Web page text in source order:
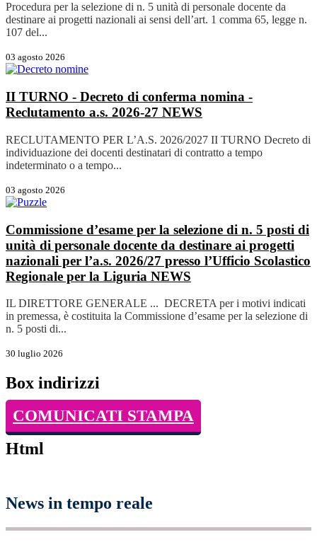
Procedura per la selezione di n. 5 unità di personale docente da
destinare ai progetti nazionali ai sensi dell’art. 1 comma 65, legge n.
107 del...
03 agosto 2026
II TURNO - Decreto di conferma nomina -
Reclutamento a.s. 2026-27 NEWS
RECLUTAMENTO PER L’A.S. 2026/2027 II TURNO Decreto di
individuazione dei docenti destinatari di contratto a tempo
indeterminato o a tempo...
03 agosto 2026
Commissione d’esame per la selezione di n. 5 posti di
unità di personale docente da destinare ai progetti
nazionali per l’a.s. 2026/27 presso l’Ufficio Scolastico
Regionale per la Liguria NEWS
IL DIRETTORE GENERALE ... DECRETA per i motivi indicati
in premessa, è costituita la Commissione d’esame per la selezione di
n. 5 posti di...
30 luglio 2026
Box indirizzi
COMUNICATI STAMPA
Html
News in tempo reale